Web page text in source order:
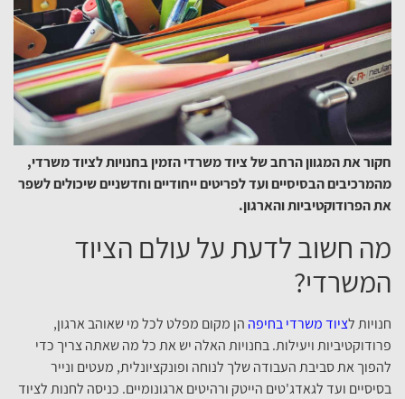
חקור את המגוון הרחב של ציוד משרדי הזמין בחנויות לציוד משרדי,
מהמרכיבים הבסיסיים ועד לפריטים ייחודיים וחדשניים שיכולים לשפר
את הפרודוקטיביות והארגון.
מה חשוב לדעת על עולם הציוד
המשרדי?
חנויות לציוד משרדי בחיפה הן מקום מפלט לכל מי שאוהב ארגון,
פרודוקטיביות ויעילות. בחנויות האלה יש את כל מה שאתה צריך כדי
להפוך את סביבת העבודה שלך לנוחה ופונקציונלית, מעטים ונייר
בסיסיים ועד לגאדג'טים הייטק ורהיטים ארגונומיים. כניסה לחנות לציוד